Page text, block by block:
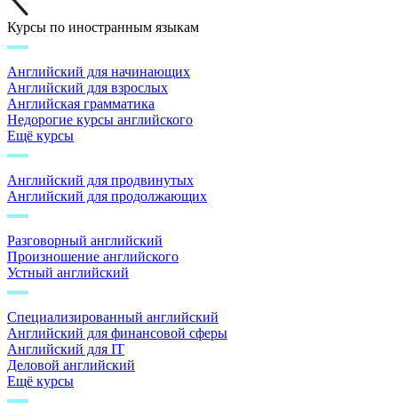
Курсы по иностранным языкам
Английский для начинающих
Английский для взрослых
Английская грамматика
Недорогие курсы английского
Ещё курсы
Английский для продвинутых
Английский для продолжающих
Разговорный английский
Произношение английского
Устный английский
Специализированный английский
Английский для финансовой сферы
Английский для IT
Деловой английский
Ещё курсы